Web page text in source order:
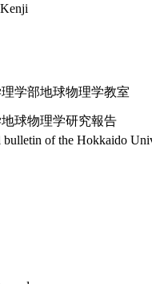
学部地球物理学教室
球物理学研究報告
bulletin of the Hokkaido